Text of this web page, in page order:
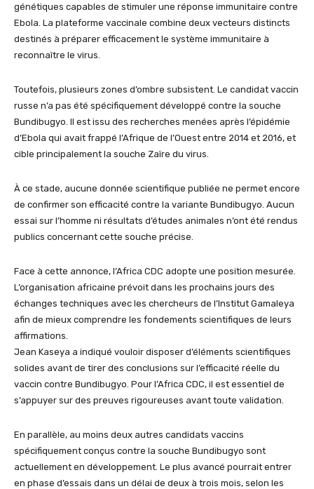
génétiques capables de stimuler une réponse immunitaire contre
Ebola. La plateforme vaccinale combine deux vecteurs distincts
destinés à préparer efficacement le système immunitaire à
reconnaître le virus.
Toutefois, plusieurs zones d’ombre subsistent. Le candidat vaccin
russe n’a pas été spécifiquement développé contre la souche
Bundibugyo. Il est issu des recherches menées après l’épidémie
d’Ebola qui avait frappé l’Afrique de l’Ouest entre 2014 et 2016, et
cible principalement la souche Zaïre du virus.
À ce stade, aucune donnée scientifique publiée ne permet encore
de confirmer son efficacité contre la variante Bundibugyo. Aucun
essai sur l’homme ni résultats d’études animales n’ont été rendus
publics concernant cette souche précise.
Face à cette annonce, l’Africa CDC adopte une position mesurée.
L’organisation africaine prévoit dans les prochains jours des
échanges techniques avec les chercheurs de l’Institut Gamaleya
afin de mieux comprendre les fondements scientifiques de leurs
affirmations.
Jean Kaseya a indiqué vouloir disposer d’éléments scientifiques
solides avant de tirer des conclusions sur l’efficacité réelle du
vaccin contre Bundibugyo. Pour l’Africa CDC, il est essentiel de
s’appuyer sur des preuves rigoureuses avant toute validation.
En parallèle, au moins deux autres candidats vaccins
spécifiquement conçus contre la souche Bundibugyo sont
actuellement en développement. Le plus avancé pourrait entrer
en phase d’essais dans un délai de deux à trois mois, selon les